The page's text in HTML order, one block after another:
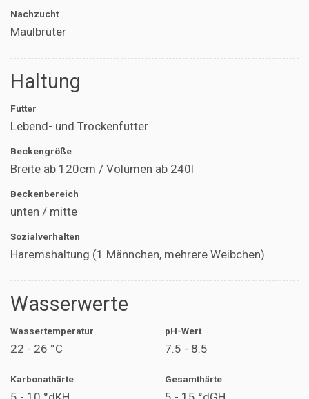
Nachzucht
Maulbrüter
Haltung
Futter
Lebend- und Trockenfutter
Beckengröße
Breite ab 120cm / Volumen ab 240l
Beckenbereich
unten / mitte
Sozialverhalten
Haremshaltung (1 Männchen, mehrere Weibchen)
Wasserwerte
Wassertemperatur
22 - 26 °C
pH-Wert
7.5 - 8.5
Karbonathärte Gesamthärte